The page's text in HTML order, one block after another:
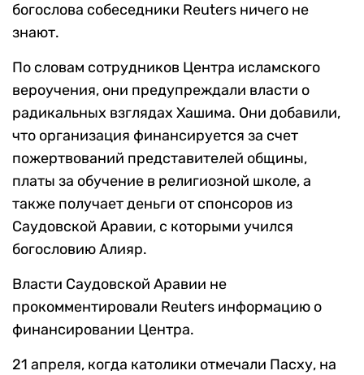
богослова собеседники Reuters ничего не
знают.
По словам сотрудников Центра исламского
вероучения, они предупреждали власти о
радикальных взглядах Хашима. Они добавили,
что организация финансируется за счет
пожертвований представителей общины,
платы за обучение в религиозной школе, а
также получает деньги от спонсоров из
Саудовской Аравии, с которыми учился
богословию Алияр.
Власти Саудовской Аравии не
прокомментировали Reuters информацию о
финансировании Центра.
21 апреля, когда католики отмечали Пасху, на